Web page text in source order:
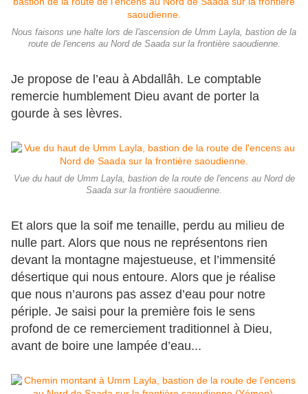
Nous faisons une halte lors de l'ascension de Umm Layla, bastion de la
route de l'encens au Nord de Saada sur la frontière saoudienne.
Je propose de l’eau à Abdallâh. Le comptable
remercie humblement Dieu avant de porter la
gourde à ses lèvres.
Vue du haut de Umm Layla, bastion de la route de l'encens au Nord de
Saada sur la frontière saoudienne.
Et alors que la soif me tenaille, perdu au milieu de
nulle part. Alors que nous ne représentons rien
devant la montagne majestueuse, et l’immensité
désertique qui nous entoure. Alors que je réalise
que nous n’aurons pas assez d’eau pour notre
périple. Je saisi pour la première fois le sens
profond de ce remerciement traditionnel à Dieu,
avant de boire une lampée d’eau...